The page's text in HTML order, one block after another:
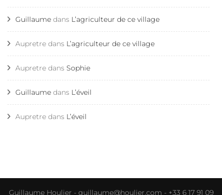
Guillaume dans L’agriculteur de ce village
Aupretre dans L’agriculteur de ce village
Aupretre dans Sophie
Guillaume dans L’éveil
Aupretre dans L’éveil
Guillaume Houlier - guillaume@houlier.com - +33 6 17 91 09